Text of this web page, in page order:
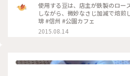
使用する豆は、店主が鉄製のロー
しながら、微妙なさじ加減で焙煎
琲 #信州 #公園カフェ
2015.08.14